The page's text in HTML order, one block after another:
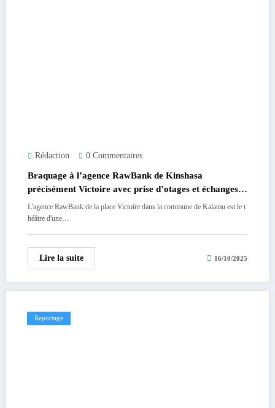
Rédaction 0 Commentaires
Braquage à l’agence RawBank de Kinshasa
précisément Victoire avec prise d’otages et échanges
de tirs entre les malfaiteurs et les forces de l’ordre.
L'agence RawBank de la place Victoire dans la commune de Kalamu est le t
héâtre d'une…
Lire la suite 16/10/2025
Reportage